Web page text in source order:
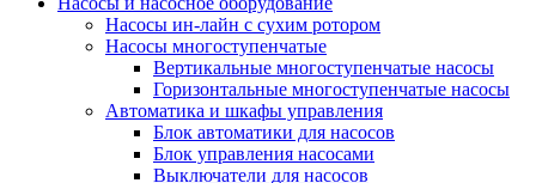
Насосы ин-лайн с сухим ротором
Насосы многоступенчатые
Вертикальные многоступенчатые насосы
Горизонтальные многоступенчатые насосы
Автоматика и шкафы управления
Блок автоматики для насосов
Блок управления насосами
Выключатели для насосов